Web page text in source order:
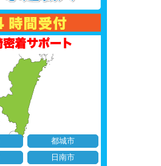
都城市
日南市